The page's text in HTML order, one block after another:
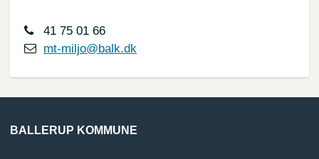
41 75 01 66
mt-miljo@balk.dk
BALLERUP KOMMUNE